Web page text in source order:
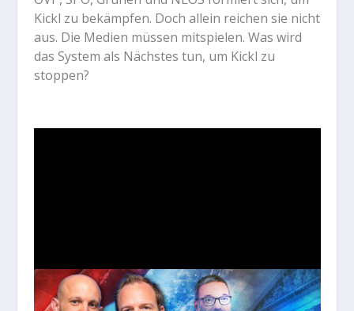
Kickl zu bekämpfen. Doch allein reichen sie nicht
aus. Die Medien müssen mitspielen. Was wird
das System als Nächstes tun, um Kickl zu
stoppen?